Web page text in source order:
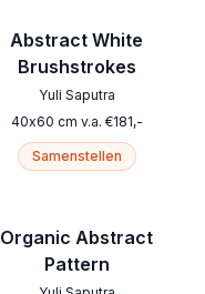
Abstract White
Brushstrokes
Yuli Saputra
40x60 cm v.a. €181,-
Samenstellen
Organic Abstract
Pattern